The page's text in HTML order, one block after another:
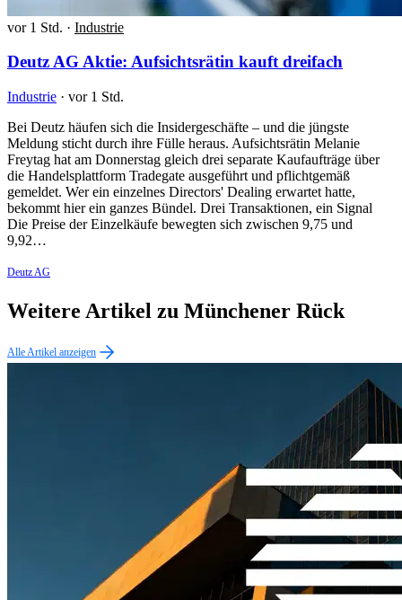
vor 1 Std. · Industrie
Deutz AG Aktie: Aufsichtsrätin kauft dreifach
Industrie · vor 1 Std.
Bei Deutz häufen sich die Insidergeschäfte – und die jüngste
Meldung sticht durch ihre Fülle heraus. Aufsichtsrätin Melanie
Freytag hat am Donnerstag gleich drei separate Kaufaufträge über
die Handelsplattform Tradegate ausgeführt und pflichtgemäß
gemeldet. Wer ein einzelnes Directors' Dealing erwartet hatte,
bekommt hier ein ganzes Bündel. Drei Transaktionen, ein Signal
Die Preise der Einzelkäufe bewegten sich zwischen 9,75 und
9,92…
Deutz AG
Weitere Artikel zu Münchener Rück
Alle Artikel anzeigen